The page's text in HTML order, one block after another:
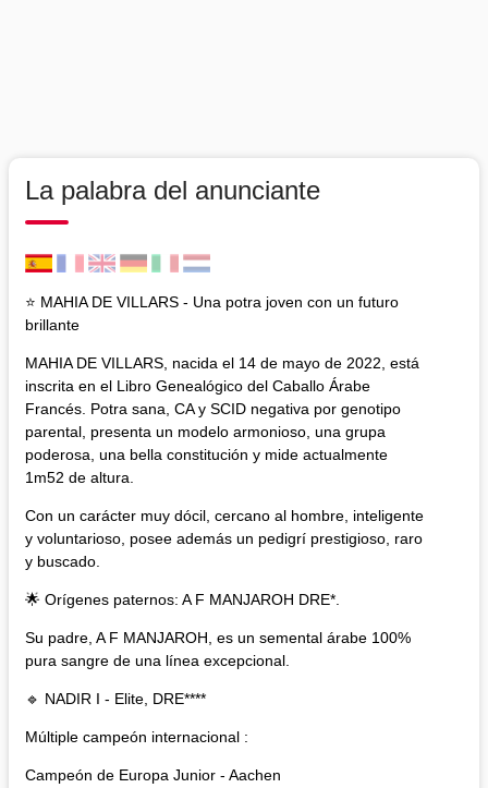
La palabra del anunciante
⭐ MAHIA DE VILLARS - Una potra joven con un futuro
brillante
MAHIA DE VILLARS, nacida el 14 de mayo de 2022, está
inscrita en el Libro Genealógico del Caballo Árabe
Francés. Potra sana, CA y SCID negativa por genotipo
parental, presenta un modelo armonioso, una grupa
poderosa, una bella constitución y mide actualmente
1m52 de altura.
Con un carácter muy dócil, cercano al hombre, inteligente
y voluntarioso, posee además un pedigrí prestigioso, raro
y buscado.
🌟 Orígenes paternos: A F MANJAROH DRE*.
Su padre, A F MANJAROH, es un semental árabe 100%
pura sangre de una línea excepcional.
🔹 NADIR I - Elite, DRE****
Múltiple campeón internacional :
Campeón de Europa Junior - Aachen